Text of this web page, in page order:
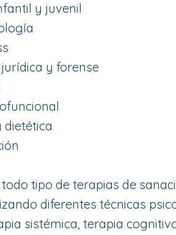
y juvenil
y forense
dietética
tipo de terapias de
diferentes técnicas
sistémica, terapia